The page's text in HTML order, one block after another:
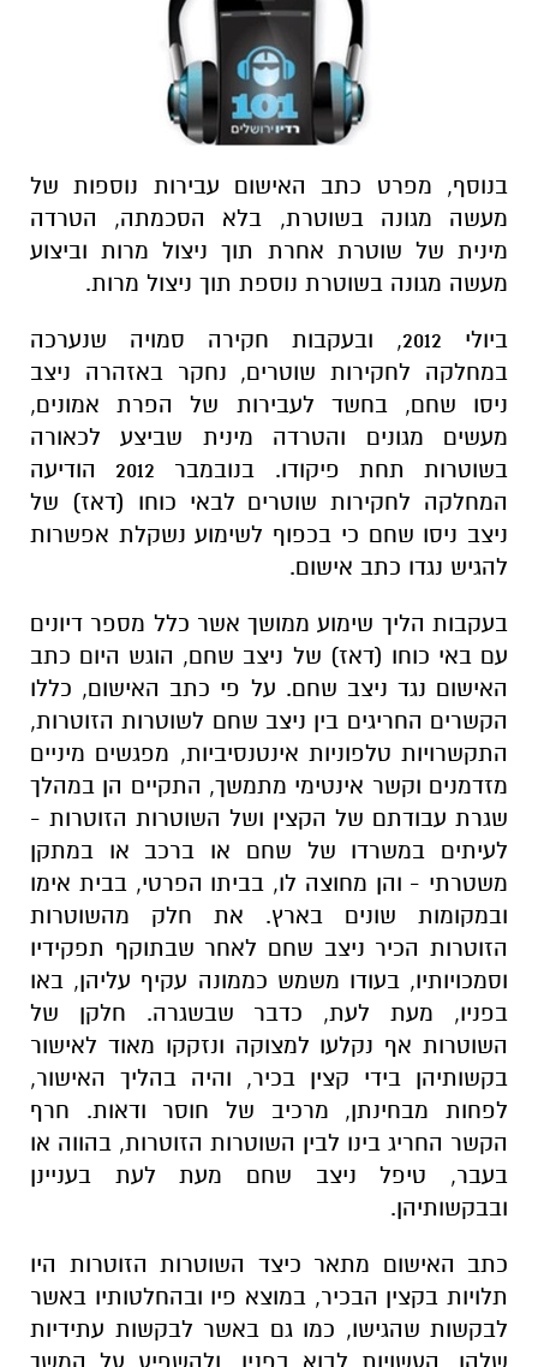
בנוסף, מפרט כתב האישום עבירות נוספות של
מעשה מגונה בשוטרת, בלא הסכמתה, הטרדה
מינית של שוטרת אחרת תוך ניצול מרות וביצוע
מעשה מגונה בשוטרת נוספת תוך ניצול מרות.
ביולי 2012, ובעקבות חקירה סמויה שנערכה
במחלקה לחקירות שוטרים, נחקר באזהרה ניצב
ניסו שחם, בחשד לעבירות של הפרת אמונים,
מעשים מגונים והטרדה מינית שביצע לכאורה
בשוטרות תחת פיקודו. בנובמבר 2012 הודיעה
המחלקה לחקירות שוטרים לבאי כוחו (דאז) של
ניצב ניסו שחם כי בכפוף לשימוע נשקלת אפשרות
להגיש נגדו כתב אישום.
בעקבות הליך שימוע ממושך אשר כלל מספר דיונים
עם באי כוחו (דאז) של ניצב שחם, הוגש היום כתב
האישום נגד ניצב שחם. על פי כתב האישום, כללו
הקשרים החריגים בין ניצב שחם לשוטרות הזוטרות,
התקשרויות טלפוניות אינטנסיביות, מפגשים מיניים
מזדמנים וקשר אינטימי מתמשך, התקיים הן במהלך
שגרת עבודתם של הקצין ושל השוטרות הזוטרות -
לעיתים במשרדו של שחם או ברכב או במתקן
משטרתי - והן מחוצה לו, בביתו הפרטי, בבית אימו
ובמקומות שונים בארץ. את חלק מהשוטרות
הזוטרות הכיר ניצב שחם לאחר שבתוקף תפקידיו
וסמכויותיו, בעודו משמש כממונה עקיף עליהן, באו
בפניו, מעת לעת, כדבר שבשגרה. חלקן של
השוטרות אף נקלעו למצוקה ונזקקו מאוד לאישור
בקשותיהן בידי קצין בכיר, והיה בהליך האישור,
לפחות מבחינתן, מרכיב של חוסר ודאות. חרף
הקשר החריג בינו לבין השוטרות הזוטרות, בהווה או
בעבר, טיפל ניצב שחם מעת לעת בעניינן
ובבקשותיהן.
כתב האישום מתאר כיצד השוטרות הזוטרות היו
תלויות בקצין הבכיר, במוצא פיו ובהחלטותיו באשר
לבקשות שהגישו, כמו גם באשר לבקשות עתידיות